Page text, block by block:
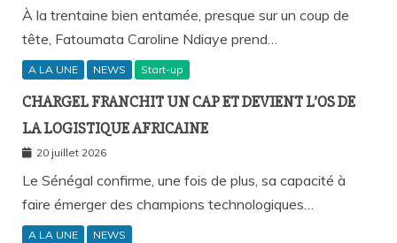
À la trentaine bien entamée, presque sur un coup de
tête, Fatoumata Caroline Ndiaye prend…
A LA UNE NEWS Start-up
CHARGEL FRANCHIT UN CAP ET DEVIENT L’OS DE
LA LOGISTIQUE AFRICAINE
20 juillet 2026
Le Sénégal confirme, une fois de plus, sa capacité à
faire émerger des champions technologiques…
A LA UNE NEWS